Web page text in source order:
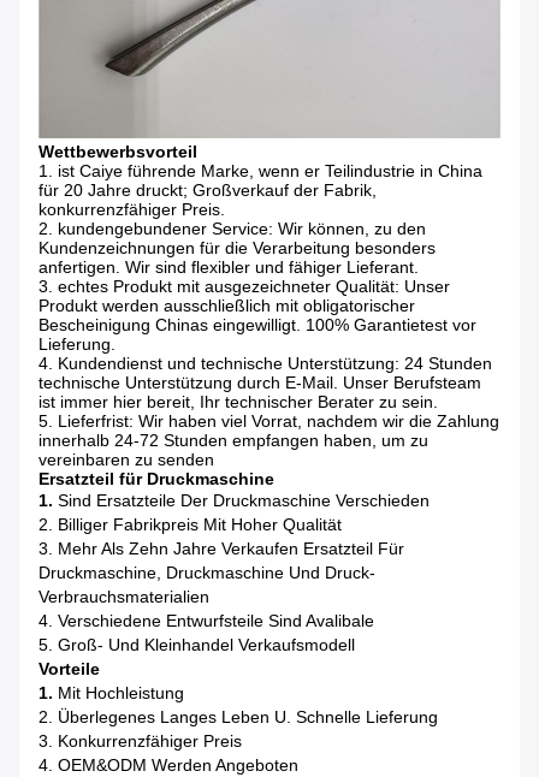
Wettbewerbsvorteil
1. ist Caiye führende Marke, wenn er Teilindustrie in China
für 20 Jahre druckt; Großverkauf der Fabrik,
konkurrenzfähiger Preis.
2. kundengebundener Service: Wir können, zu den
Kundenzeichnungen für die Verarbeitung besonders
anfertigen. Wir sind flexibler und fähiger Lieferant.
3. echtes Produkt mit ausgezeichneter Qualität: Unser
Produkt werden ausschließlich mit obligatorischer
Bescheinigung Chinas eingewilligt. 100% Garantietest vor
Lieferung.
4. Kundendienst und technische Unterstützung: 24 Stunden
technische Unterstützung durch E-Mail. Unser Berufsteam
ist immer hier bereit, Ihr technischer Berater zu sein.
5. Lieferfrist: Wir haben viel Vorrat, nachdem wir die Zahlung
innerhalb 24-72 Stunden empfangen haben, um zu
vereinbaren zu senden
Ersatzteil für Druckmaschine
1. Sind Ersatzteile Der Druckmaschine Verschieden
2. Billiger Fabrikpreis Mit Hoher Qualität
3. Mehr Als Zehn Jahre Verkaufen Ersatzteil Für
Druckmaschine, Druckmaschine Und Druck-
Verbrauchsmaterialien
4. Verschiedene Entwurfsteile Sind Avalibale
5. Groß- Und Kleinhandel Verkaufsmodell
Vorteile
1. Mit Hochleistung
2. Überlegenes Langes Leben U. Schnelle Lieferung
3. Konkurrenzfähiger Preis
4. OEM&ODM Werden Angeboten